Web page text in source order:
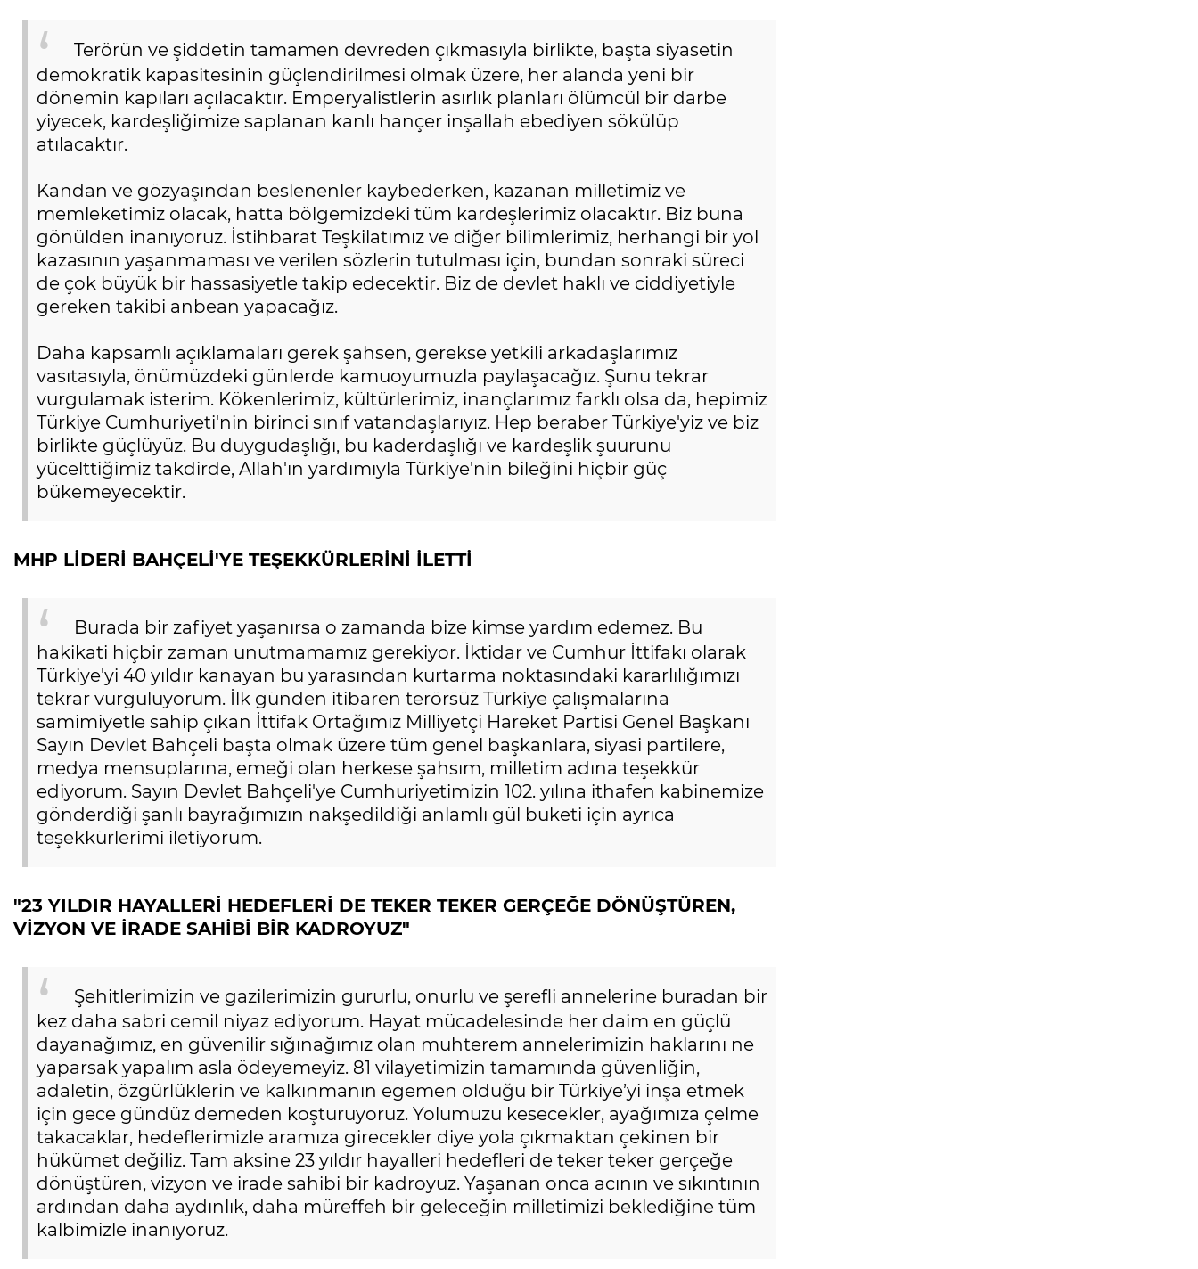
Terörün ve şiddetin tamamen devreden çıkmasıyla birlikte, başta siyasetin
demokratik kapasitesinin güçlendirilmesi olmak üzere, her alanda yeni bir
dönemin kapıları açılacaktır. Emperyalistlerin asırlık planları ölümcül bir darbe
yiyecek, kardeşliğimize saplanan kanlı hançer inşallah ebediyen sökülüp
atılacaktır.
Kandan ve gözyaşından beslenenler kaybederken, kazanan milletimiz ve
memleketimiz olacak, hatta bölgemizdeki tüm kardeşlerimiz olacaktır. Biz buna
gönülden inanıyoruz. İstihbarat Teşkilatımız ve diğer bilimlerimiz, herhangi bir yol
kazasının yaşanmaması ve verilen sözlerin tutulması için, bundan sonraki süreci
de çok büyük bir hassasiyetle takip edecektir. Biz de devlet haklı ve ciddiyetiyle
gereken takibi anbean yapacağız.
Daha kapsamlı açıklamaları gerek şahsen, gerekse yetkili arkadaşlarımız
vasıtasıyla, önümüzdeki günlerde kamuoyumuzla paylaşacağız. Şunu tekrar
vurgulamak isterim. Kökenlerimiz, kültürlerimiz, inançlarımız farklı olsa da, hepimiz
Türkiye Cumhuriyeti'nin birinci sınıf vatandaşlarıyız. Hep beraber Türkiye'yiz ve biz
birlikte güçlüyüz. Bu duygudaşlığı, bu kaderdaşlığı ve kardeşlik şuurunu
yücelttiğimiz takdirde, Allah'ın yardımıyla Türkiye'nin bileğini hiçbir güç
bükemeyecektir.
MHP LİDERİ BAHÇELİ'YE TEŞEKKÜRLERİNİ İLETTİ
Burada bir zafiyet yaşanırsa o zamanda bize kimse yardım edemez. Bu
hakikati hiçbir zaman unutmamamız gerekiyor. İktidar ve Cumhur İttifakı olarak
Türkiye'yi 40 yıldır kanayan bu yarasından kurtarma noktasındaki kararlılığımızı
tekrar vurguluyorum. İlk günden itibaren terörsüz Türkiye çalışmalarına
samimiyetle sahip çıkan İttifak Ortağımız Milliyetçi Hareket Partisi Genel Başkanı
Sayın Devlet Bahçeli başta olmak üzere tüm genel başkanlara, siyasi partilere,
medya mensuplarına, emeği olan herkese şahsım, milletim adına teşekkür
ediyorum. Sayın Devlet Bahçeli'ye Cumhuriyetimizin 102. yılına ithafen kabinemize
gönderdiği şanlı bayrağımızın nakşedildiği anlamlı gül buketi için ayrıca
teşekkürlerimi iletiyorum.
"23 YILDIR HAYALLERİ HEDEFLERİ DE TEKER TEKER GERÇEĞE DÖNÜŞTÜREN,
VİZYON VE İRADE SAHİBİ BİR KADROYUZ"
Şehitlerimizin ve gazilerimizin gururlu, onurlu ve şerefli annelerine buradan bir
kez daha sabri cemil niyaz ediyorum. Hayat mücadelesinde her daim en güçlü
dayanağımız, en güvenilir sığınağımız olan muhterem annelerimizin haklarını ne
yaparsak yapalım asla ödeyemeyiz. 81 vilayetimizin tamamında güvenliğin,
adaletin, özgürlüklerin ve kalkınmanın egemen olduğu bir Türkiye’yi inşa etmek
için gece gündüz demeden koşturuyoruz. Yolumuzu kesecekler, ayağımıza çelme
takacaklar, hedeflerimizle aramıza girecekler diye yola çıkmaktan çekinen bir
hükümet değiliz. Tam aksine 23 yıldır hayalleri hedefleri de teker teker gerçeğe
dönüştüren, vizyon ve irade sahibi bir kadroyuz. Yaşanan onca acının ve sıkıntının
ardından daha aydınlık, daha müreffeh bir geleceğin milletimizi beklediğine tüm
kalbimizle inanıyoruz.